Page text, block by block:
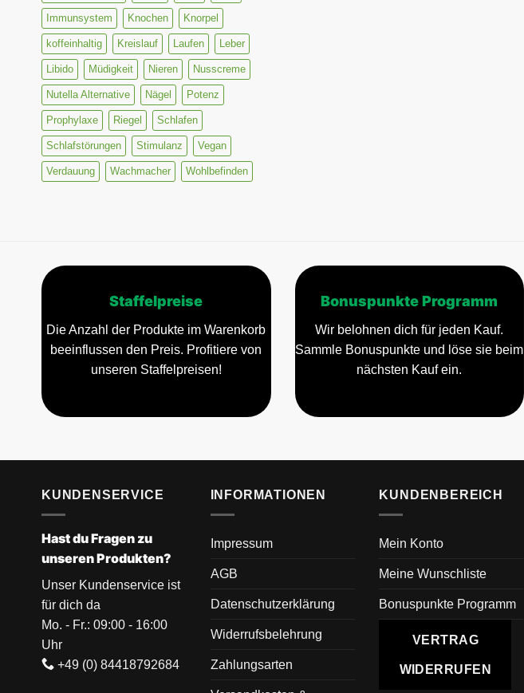
Immunsystem Knochen Knorpel
koffeinhaltig Kreislauf Laufen Leber
Libido Müdigkeit Nieren Nusscreme
Nutella Alternative Nägel Potenz
Prophylaxe Riegel Schlafen
Schlafstörungen Stimulanz Vegan
Verdauung Wachmacher Wohlbefinden
Staffelpreise
Die Anzahl der Produkte im Warenkorb
beeinflussen den Preis. Profitiere von
unseren Staffelpreisen!
Bonuspunkte Programm
Wir belohnen dich für jeden Kauf.
Sammle Bonuspunkte und löse sie beim
nächsten Kauf ein.
KUNDENSERVICE
Hast du Fragen zu
unseren Produkten?
Unser Kundenservice ist
für dich da
Mo. - Fr.: 09:00 - 16:00
Uhr
+49 (0) 84418792684
INFORMATIONEN
Impressum
AGB
Datenschutzerklärung
Widerrufsbelehrung
Zahlungsarten
KUNDENBEREICH
Mein Konto
Meine Wunschliste
Bonuspunkte Programm
VERTRAG
WIDERRUFEN